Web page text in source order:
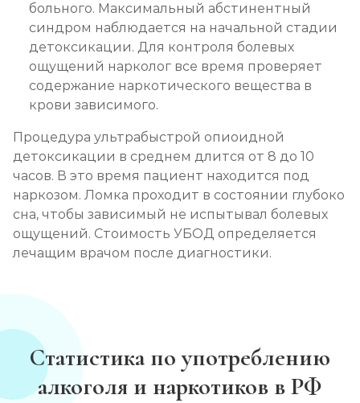
больного. Максимальный абстинентный
синдром наблюдается на начальной стадии
детоксикации. Для контроля болевых
ощущений нарколог все время проверяет
содержание наркотического вещества в
крови зависимого.
Процедура ультрабыстрой опиоидной
детоксикации в среднем длится от 8 до 10
часов. В это время пациент находится под
наркозом. Ломка проходит в состоянии глубоко
сна, чтобы зависимый не испытывал болевых
ощущений. Стоимость УБОД определяется
лечащим врачом после диагностики.
Статистика по употреблению
алкоголя и наркотиков в РФ